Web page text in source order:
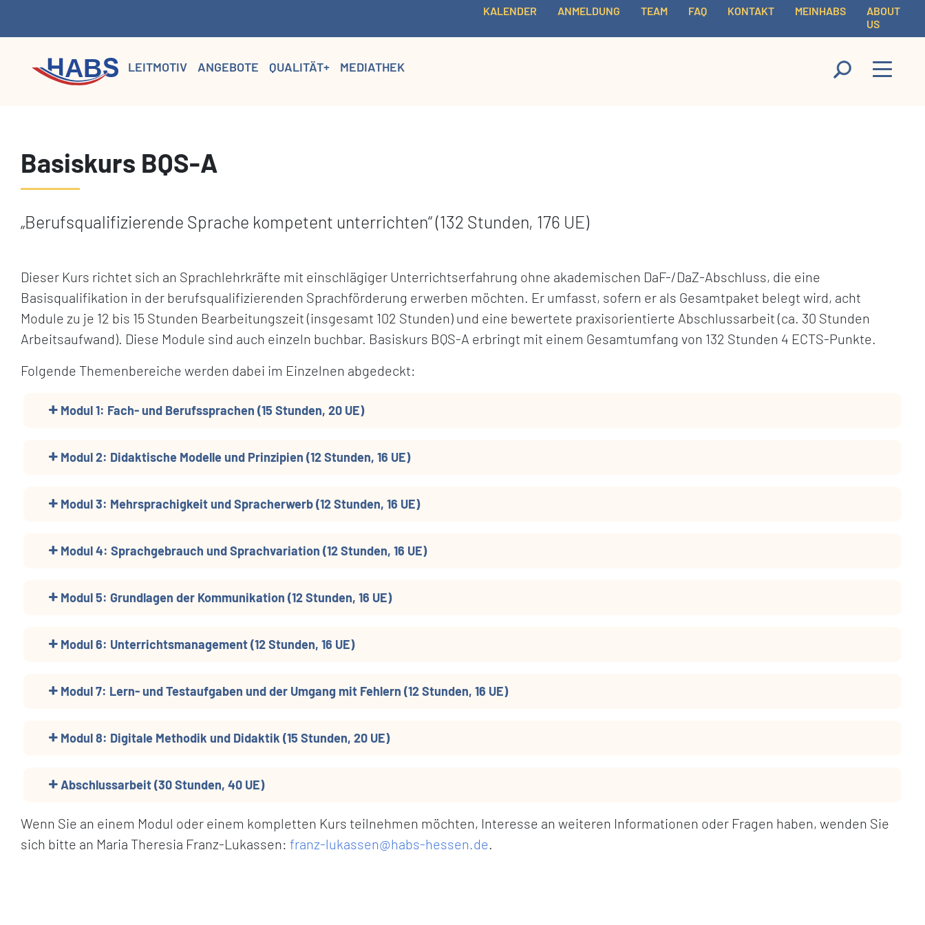
KALENDER ANMELDUNG TEAM FAQ KONTAKT MEINHABS
ABOUT
US
LEITMOTIV ANGEBOTE QUALITÄT+ MEDIATHEK
Basiskurs BQS-A
„Berufsqualifizierende Sprache kompetent unterrichten“ (132 Stunden, 176 UE)
Dieser Kurs richtet sich an Sprachlehrkräfte mit einschlägiger Unterrichtserfahrung ohne akademischen DaF-/DaZ-Abschluss, die eine
Basisqualifikation in der berufsqualifizierenden Sprachförderung erwerben möchten. Er umfasst, sofern er als Gesamtpaket belegt wird, acht
Module zu je 12 bis 15 Stunden Bearbeitungszeit (insgesamt 102 Stunden) und eine bewertete praxisorientierte Abschlussarbeit (ca. 30 Stunden
Arbeitsaufwand). Diese Module sind auch einzeln buchbar. Basiskurs BQS-A erbringt mit einem Gesamtumfang von 132 Stunden 4 ECTS-Punkte.
Folgende Themenbereiche werden dabei im Einzelnen abgedeckt:
Modul 1: Fach- und Berufssprachen (15 Stunden, 20 UE)
Modul 2: Didaktische Modelle und Prinzipien (12 Stunden, 16 UE)
Modul 3: Mehrsprachigkeit und Spracherwerb (12 Stunden, 16 UE)
Modul 4: Sprachgebrauch und Sprachvariation (12 Stunden, 16 UE)
Modul 5: Grundlagen der Kommunikation (12 Stunden, 16 UE)
Modul 6: Unterrichtsmanagement (12 Stunden, 16 UE)
Modul 7: Lern- und Testaufgaben und der Umgang mit Fehlern (12 Stunden, 16 UE)
Modul 8: Digitale Methodik und Didaktik (15 Stunden, 20 UE)
Abschlussarbeit (30 Stunden, 40 UE)
Wenn Sie an einem Modul oder einem kompletten Kurs teilnehmen möchten, Interesse an weiteren Informationen oder Fragen haben, wenden Sie
sich bitte an Maria Theresia Franz-Lukassen: franz-lukassen@habs-hessen.de.